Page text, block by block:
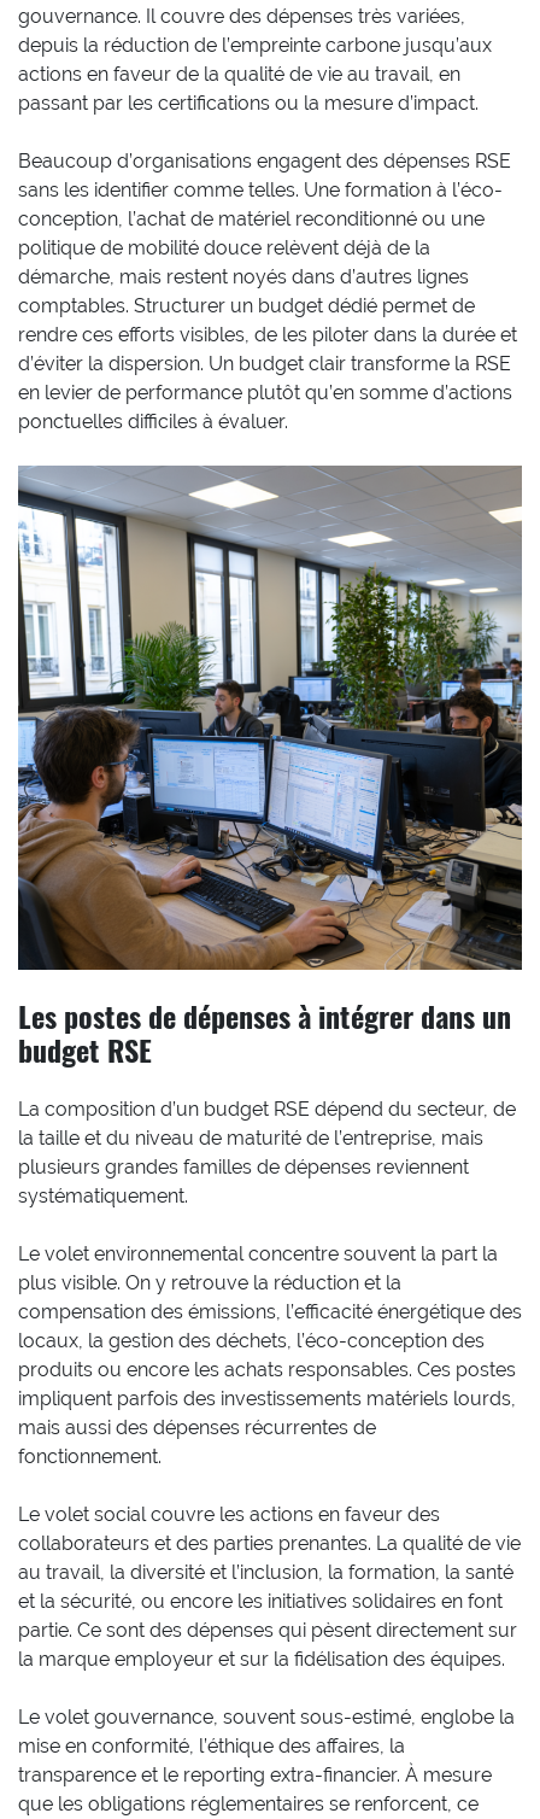
gouvernance. Il couvre des dépenses très variées,
depuis la réduction de l’empreinte carbone jusqu’aux
actions en faveur de la qualité de vie au travail, en
passant par les certifications ou la mesure d’impact.
Beaucoup d’organisations engagent des dépenses RSE
sans les identifier comme telles. Une formation à l’éco-
conception, l’achat de matériel reconditionné ou une
politique de mobilité douce relèvent déjà de la
démarche, mais restent noyés dans d’autres lignes
comptables. Structurer un budget dédié permet de
rendre ces efforts visibles, de les piloter dans la durée et
d’éviter la dispersion. Un budget clair transforme la RSE
en levier de performance plutôt qu’en somme d’actions
ponctuelles difficiles à évaluer.
Les postes de dépenses à intégrer dans un
budget RSE
La composition d’un budget RSE dépend du secteur, de
la taille et du niveau de maturité de l’entreprise, mais
plusieurs grandes familles de dépenses reviennent
systématiquement.
Le volet environnemental concentre souvent la part la
plus visible. On y retrouve la réduction et la
compensation des émissions, l’efficacité énergétique des
locaux, la gestion des déchets, l’éco-conception des
produits ou encore les achats responsables. Ces postes
impliquent parfois des investissements matériels lourds,
mais aussi des dépenses récurrentes de
fonctionnement.
Le volet social couvre les actions en faveur des
collaborateurs et des parties prenantes. La qualité de vie
au travail, la diversité et l’inclusion, la formation, la santé
et la sécurité, ou encore les initiatives solidaires en font
partie. Ce sont des dépenses qui pèsent directement sur
la marque employeur et sur la fidélisation des équipes.
Le volet gouvernance, souvent sous-estimé, englobe la
mise en conformité, l’éthique des affaires, la
transparence et le reporting extra-financier. À mesure
que les obligations réglementaires se renforcent, ce